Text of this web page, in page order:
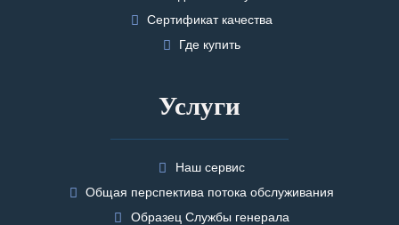
Сертификат качества
Где купить
Услуги
Наш сервис
Общая перспектива потока обслуживания
Образец Службы генерала